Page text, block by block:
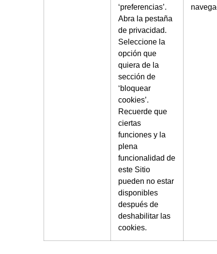
‘preferencias’.
Abra la pestaña
de privacidad.
Seleccione la
opción que
quiera de la
sección de
‘bloquear
cookies’.
Recuerde que
ciertas
funciones y la
plena
funcionalidad de
este Sitio
pueden no estar
disponibles
después de
deshabilitar las
cookies.